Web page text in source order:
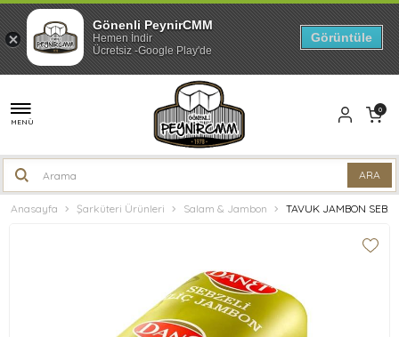
MENÜ
0
Anasayfa Şarküteri Ürünleri Salam & Jambon TAVUK JAMBON
Gönenli PeynirCMM
Hemen İndir
Ücretsiz -Google Play'de
Görüntüle